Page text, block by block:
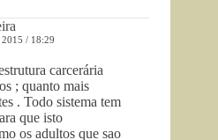
/ 18:29
carcerária
; quanto mais
. Todo sistema tem
que isto
os adultos que sao